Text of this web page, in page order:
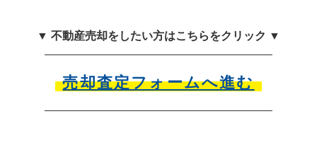
▼ 不動産売却をしたい方はこちらをクリック ▼
売却査定フォームへ進む